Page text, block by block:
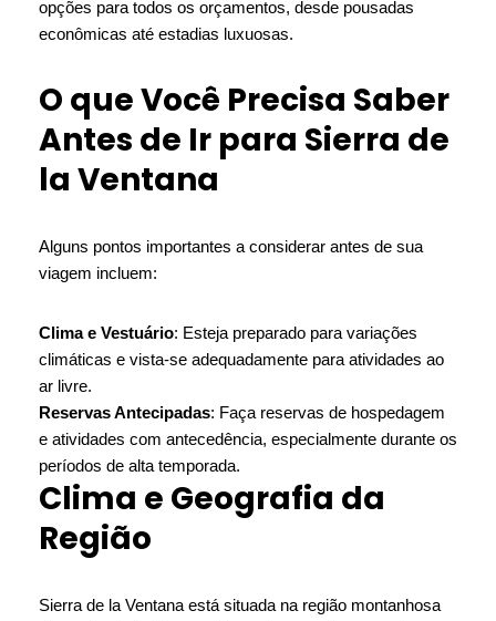
opções para todos os orçamentos, desde pousadas
econômicas até estadias luxuosas.
O que Você Precisa Saber
Antes de Ir para Sierra de
la Ventana
Alguns pontos importantes a considerar antes de sua
viagem incluem:
Clima e Vestuário: Esteja preparado para variações
climáticas e vista-se adequadamente para atividades ao
ar livre.
Reservas Antecipadas: Faça reservas de hospedagem
e atividades com antecedência, especialmente durante os
períodos de alta temporada.
Clima e Geografia da
Região
Sierra de la Ventana está situada na região montanhosa